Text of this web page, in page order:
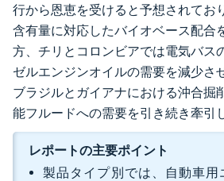
行から恩恵を受けると予想されてお
含有量に対応したバイオベース配合
方、チリとコロンビアでは電気バス
ゼルエンジンオイルの需要を減少さ
ブラジルとガイアナにおける沖合掘
能フルードへの需要を引き続き牽引
レポートの主要ポイント
製品タイプ別では、自動車用